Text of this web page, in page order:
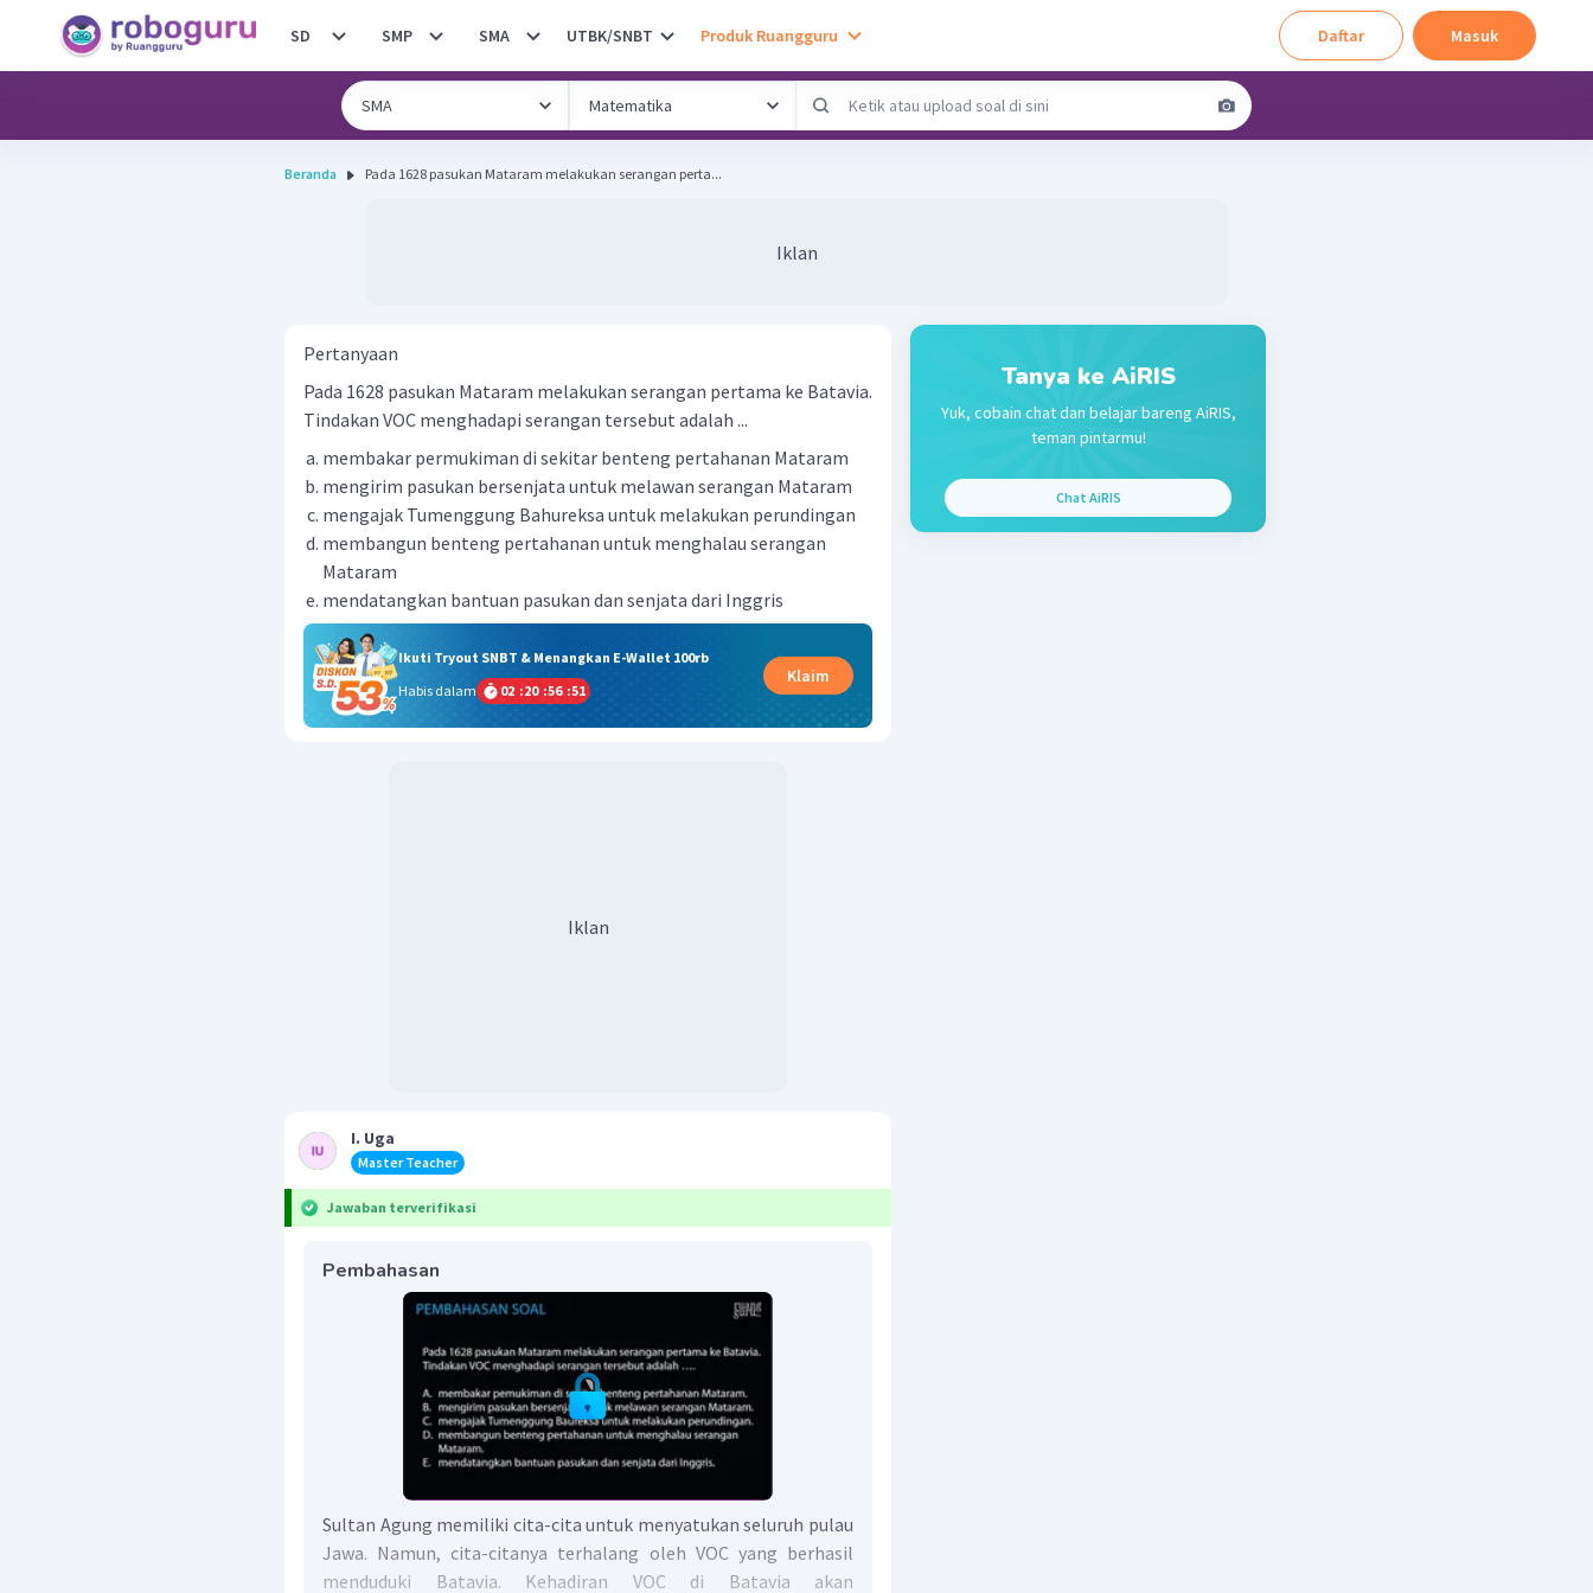
SD SMP SMA UTBK/SNBT Produk Ruangguru Daftar Masuk
Beranda Pada 1628 pasukan Mataram melakukan serangan perta...
Iklan
Pertanyaan
Pada 1628 pasukan Mataram melakukan serangan pertama ke Batavia.
Tindakan VOC menghadapi serangan tersebut adalah ...
membakar permukiman di sekitar benteng pertahanan Mataram
mengirim pasukan bersenjata untuk melawan serangan Mataram
mengajak Tumenggung Bahureksa untuk melakukan perundingan
membangun benteng pertahanan untuk menghalau serangan
Mataram
mendatangkan bantuan pasukan dan senjata dari Inggris
Ikuti Tryout SNBT & Menangkan E-Wallet 100rb
Habis dalam
02 :20 :56 :50
Klaim
Iklan
I. Uga
Master Teacher
Jawaban terverifikasi
Pembahasan
Sultan Agung memiliki cita-cita untuk menyatukan seluruh pulau
Jawa. Namun, cita-citanya terhalang oleh VOC yang berhasil
menduduki Batavia. Kehadiran VOC di Batavia akan
Tanya ke AiRIS
Yuk, cobain chat dan belajar bareng AiRIS,
teman pintarmu!
Chat AiRIS